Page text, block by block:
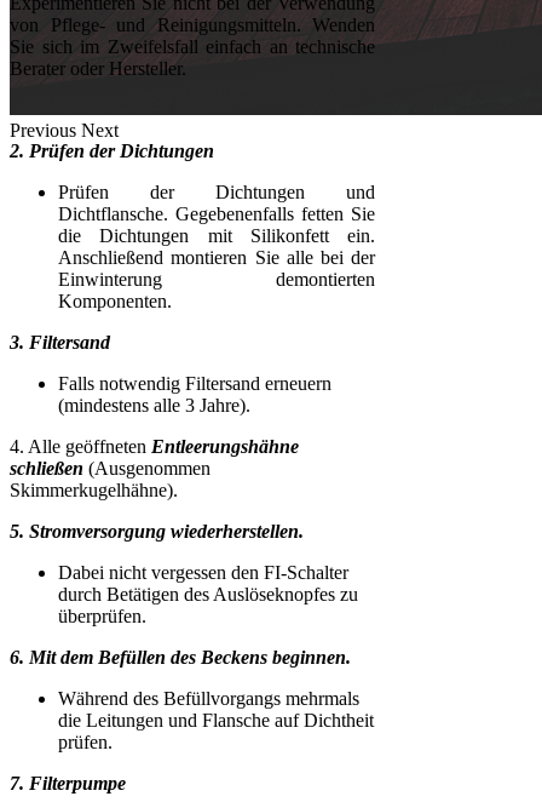
Previous Next
von Pflege- und Reinigungsmitteln. Wenden
Sie sich im Zweifelsfall einfach an technische
Berater oder Hersteller.
2. Prüfen der Dichtungen
Prüfen der Dichtungen und
Dichtflansche. Gegebenenfalls fetten Sie
die Dichtungen mit Silikonfett ein.
Anschließend montieren Sie alle bei der
Einwinterung demontierten
Komponenten.
3. Filtersand
Falls notwendig Filtersand erneuern
(mindestens alle 3 Jahre).
4. Alle geöffneten Entleerungshähne
schließen (Ausgenommen
Skimmerkugelhähne).
5. Stromversorgung wiederherstellen.
Dabei nicht vergessen den FI-Schalter
durch Betätigen des Auslöseknopfes zu
überprüfen.
6. Mit dem Befüllen des Beckens beginnen.
Während des Befüllvorgangs mehrmals
die Leitungen und Flansche auf Dichtheit
prüfen.
7. Filterpumpe